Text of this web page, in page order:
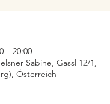
– 20:00
Sabine, Gassl 12/1,
Österreich